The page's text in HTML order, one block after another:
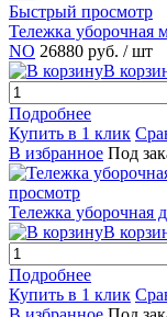
Быстрый просмотр
Тележка уборочная
NO 26880 руб. / шт
В
Подробнее
Купить в 1 клик
В избранное Под
просмотр
Тележка уборочная
В
Подробнее
Купить в 1 клик